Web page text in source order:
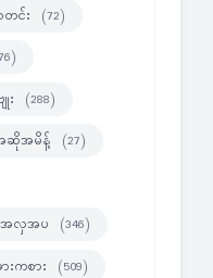
င်း (72)
း (288)
ဆိုအမိန့် (27)
အလှအပ (346)
းကစား (509)